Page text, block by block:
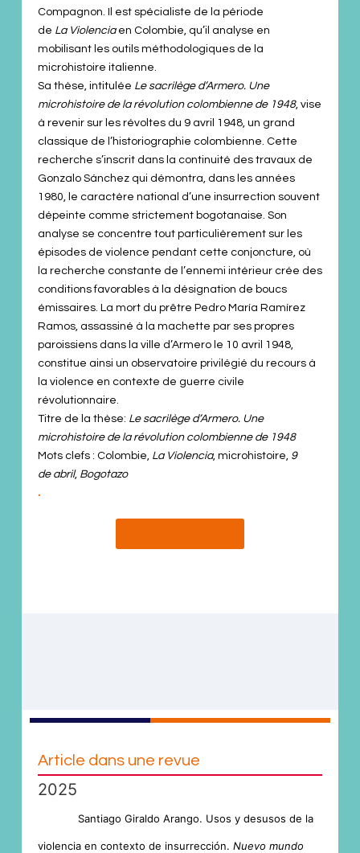
Compagnon. Il est spécialiste de la période
de La Violenciaen Colombie, qu’il analyse en
mobilisant les outils méthodologiques de la
microhistoire italienne.
Sa thèse, intitulée Le sacrilège d’Armero. Une
microhistoire de la révolution colombienne de 1948, vise
à revenir sur les révoltes du 9 avril 1948, un grand
classique de l’historiographie colombienne. Cette
recherche s’inscrit dans la continuité des travaux de
Gonzalo Sánchez qui démontra, dans les années
1980, le caractère national d’une insurrection souvent
dépeinte comme strictement bogotanaise. Son
analyse se concentre tout particulièrement sur les
épisodes de violence pendant cette conjoncture, où
la recherche constante de l’ennemi intérieur crée des
conditions favorables à la désignation de boucs
émissaires. La mort du prêtre Pedro María Ramírez
Ramos, assassiné à la machette par ses propres
paroissiens dans la ville d’Armero le 10 avril 1948,
constitue ainsi un observatoire privilégié du recours à
la violence en contexte de guerre civile
révolutionnaire.
Titre de la thèse: Le sacrilège d’Armero. Une
microhistoire de la révolution colombienne de 1948
Mots clefs : Colombie, La Violencia, microhistoire, 9
de abril, Bogotazo
.
Article dans une revue
2025
Santiago Giraldo Arango. Usos y desusos de la
violencia en contexto de insurrección. Nuevo mundo